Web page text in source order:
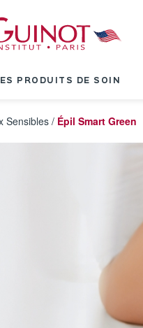
PRODUITS DE SOIN
Sensibles/ Épil Smart Green